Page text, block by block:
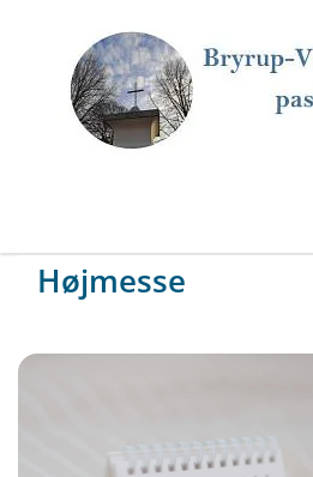
Højmesse